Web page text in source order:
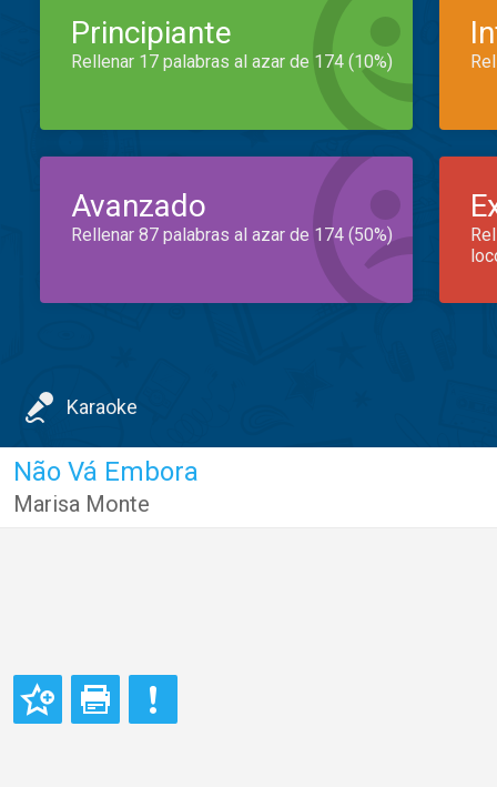
Principiante
Rellenar 17 palabras al azar de 174 (10%)
Avanzado
Rellenar 87 palabras al azar de 174 (50%)
Karaoke
Não Vá Embora
Marisa Monte